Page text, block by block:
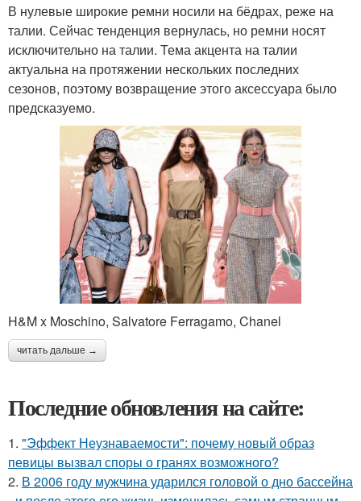
В нулевые широкие ремни носили на бёдрах, реже на
талии. Сейчас тенденция вернулась, но ремни носят
исключительно на талии. Тема акцента на талии
актуальна на протяжении нескольких последних
сезонов, поэтому возвращение этого аксессуара было
предсказуемо.
H&M x Moschino, Salvatore Ferragamo, Chanel
читать дальше →
Последние обновления на сайте:
1. "Эффект Неузнаваемости": почему новый образ
певицы вызвал споры о гранях возможного?
2. В 2006 году мужчина ударился головой о дно бассейна